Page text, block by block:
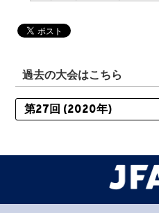
過去の大会はこちら